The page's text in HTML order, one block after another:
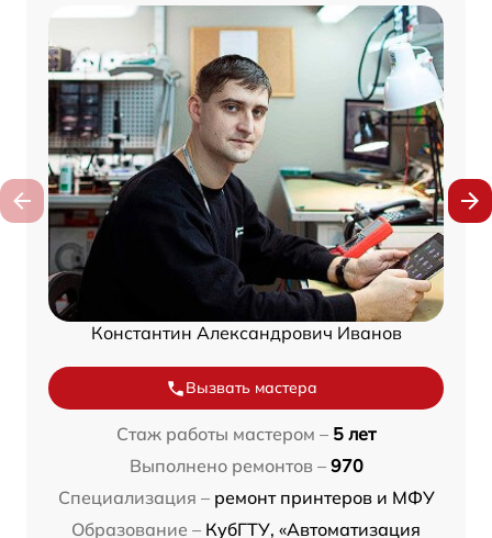
Константин Александрович Иванов
Вызвать мастера
Стаж работы мастером – 5 лет
Выполнено ремонтов – 970
Специализация – ремонт принтеров и МФУ
Образование – КубГТУ, «Автоматизация